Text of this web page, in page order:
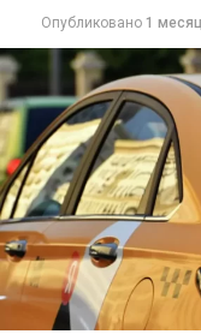
Опубликовано 1